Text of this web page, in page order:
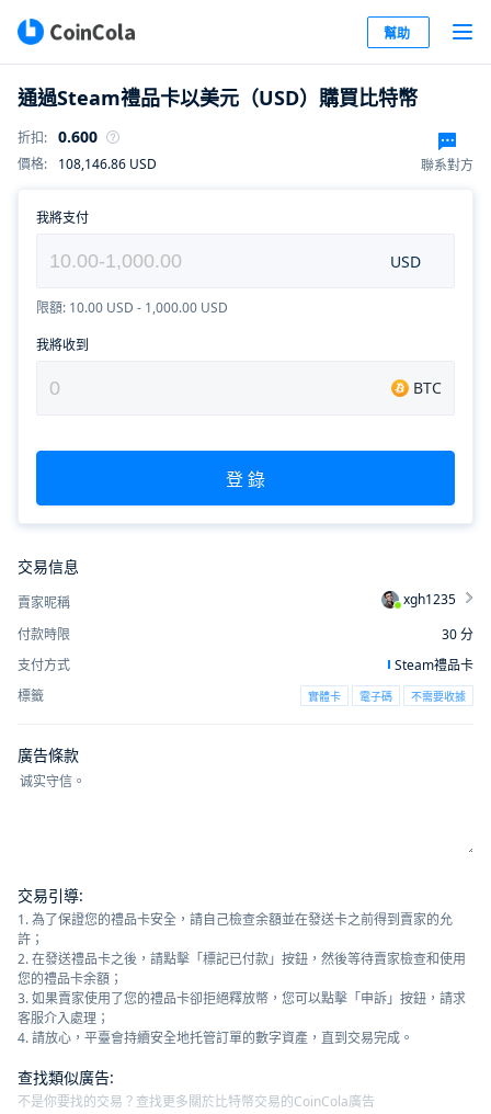
幫助
通過Steam禮品卡以美元（USD）購買比特幣
折扣: 0.600
價格: 108,146.86 USD 聯系對方
我將支付
USD
限額: 10.00 USD - 1,000.00 USD
我將收到
BTC
登 錄
交易信息
賣家昵稱
xgh1235
付款時限
30分
支付方式
Steam禮品卡
標籤
實體卡 電子碼 不需要收據
廣告條款
交易引導:
1. 為了保證您的禮品卡安全，請自己檢查余額並在發送卡之前得到賣家的允
許；
2. 在發送禮品卡之後，請點擊「標記已付款」按鈕，然後等待賣家檢查和使用
您的禮品卡余額；
3. 如果賣家使用了您的禮品卡卻拒絕釋放幣，您可以點擊「申訴」按鈕，請求
客服介入處理；
4. 請放心，平臺會持續安全地托管訂單的數字資產，直到交易完成。
查找類似廣告:
不是你要找的交易？查找更多關於比特幣交易的CoinCola廣告